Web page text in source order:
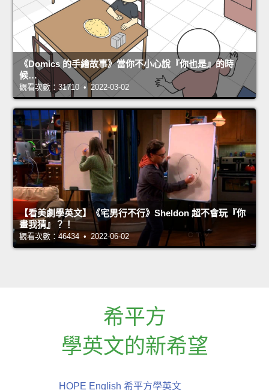
《Domics 的手繪故事》當你不小心說『你也是』的時
候…
觀看次數：31710 • 2022-03-02
【看美劇學英文】《宅男行不行》Sheldon 超不會玩『你
畫我猜』？！
觀看次數：46434 • 2022-06-02
希平方
學英文的新希望
HOPE English 希平方學英文